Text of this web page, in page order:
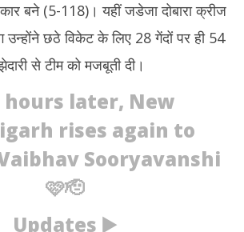
बने (5-118)। यहीं जडेजा दोबारा क्रीज
उन्होंने छठे विकेट के लिए 28 गेंदों पर ही 54
से टीम को मजबूती दी।
hours later, New
rises again to
Sooryavanshi
🩷🫡
Updates ▶️